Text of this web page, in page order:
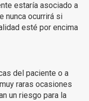
estaría asociado a
nunca ocurrirá si
esté por encima
del paciente o a
raras ocasiones
un riesgo para la